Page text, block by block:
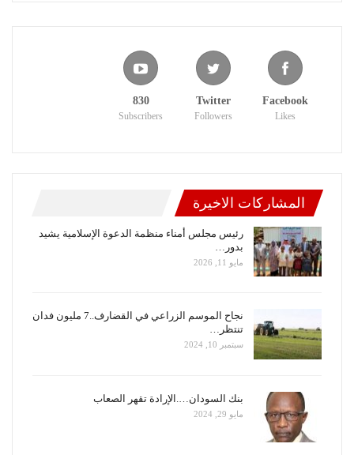
Facebook
Likes
Twitter
Followers
830
Subscribers
المشاركات الاخيرة
رئيس مجلس أمناء منظمة الدعوة الإسلامية يشيد
بدور…
مايو 11, 2026
نجاح الموسم الزراعي في القضارف..7 مليون فدان
تنتظر…
سبتمبر 10, 2024
بنك السودان….الإرادة تقهر الصعاب
مايو 29, 2024